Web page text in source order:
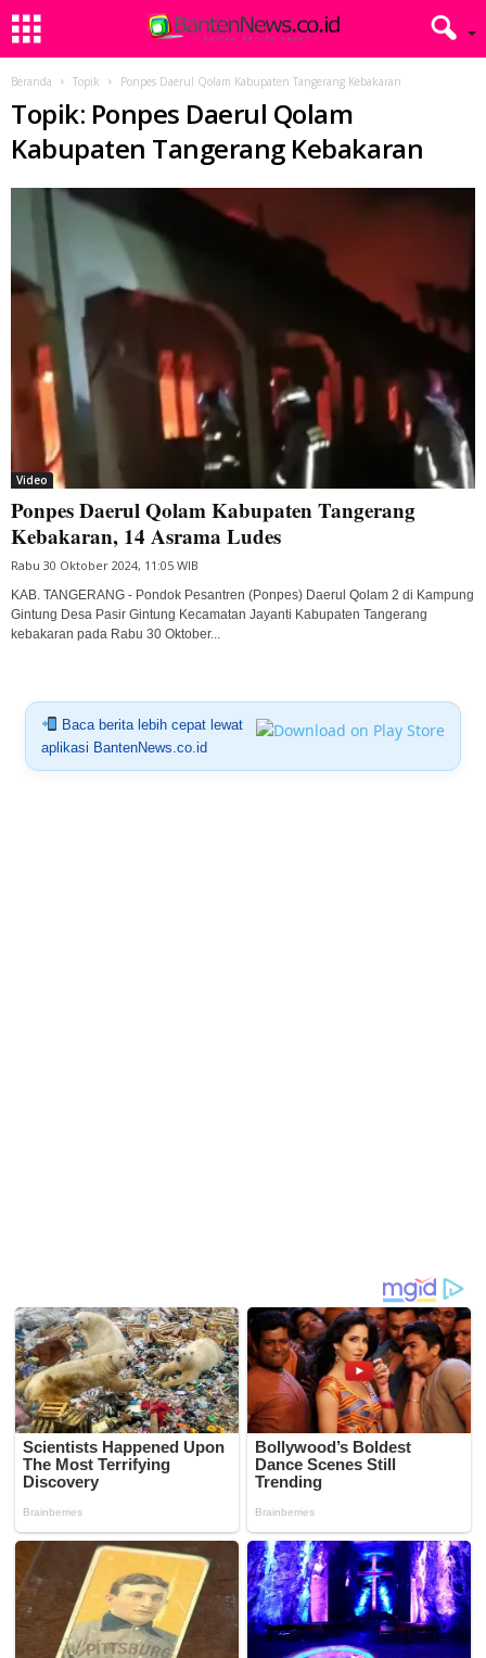
Beranda Topik Ponpes Daerul Qolam Kabupaten Tangerang Kebakaran
Topik: Ponpes Daerul Qolam
Kabupaten Tangerang Kebakaran
Video
Ponpes Daerul Qolam Kabupaten Tangerang
Kebakaran, 14 Asrama Ludes
Rabu 30 Oktober 2024, 11:05 WIB
KAB. TANGERANG - Pondok Pesantren (Ponpes) Daerul Qolam 2 di Kampung
Gintung Desa Pasir Gintung Kecamatan Jayanti Kabupaten Tangerang
kebakaran pada Rabu 30 Oktober...
Baca berita lebih cepat lewat
aplikasi BantenNews.co.id